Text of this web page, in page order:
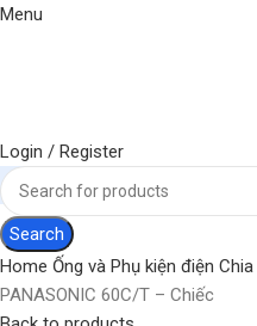
Menu
Login / Register
Search
Home Ống và Phụ kiện điện Chia
PANASONIC 60C/T – Chiếc